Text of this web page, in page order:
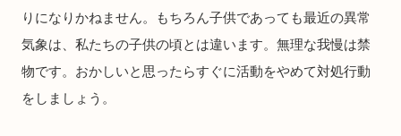
りになりかねません。もちろん子供であっても最近の異常
気象は、私たちの子供の頃とは違います。無理な我慢は禁
物です。おかしいと思ったらすぐに活動をやめて対処行動
をしましょう。